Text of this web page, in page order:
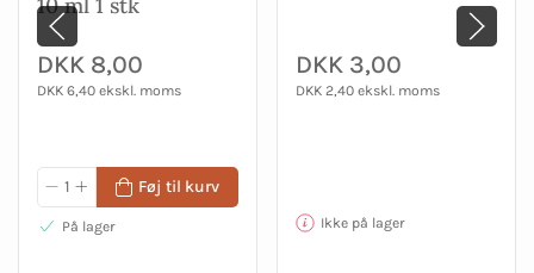
DKK 8,00
DKK 6,40 ekskl. moms
Føj til kurv
På lager
DKK 3,00
DKK 2,40 ekskl. moms
Ikke på lager